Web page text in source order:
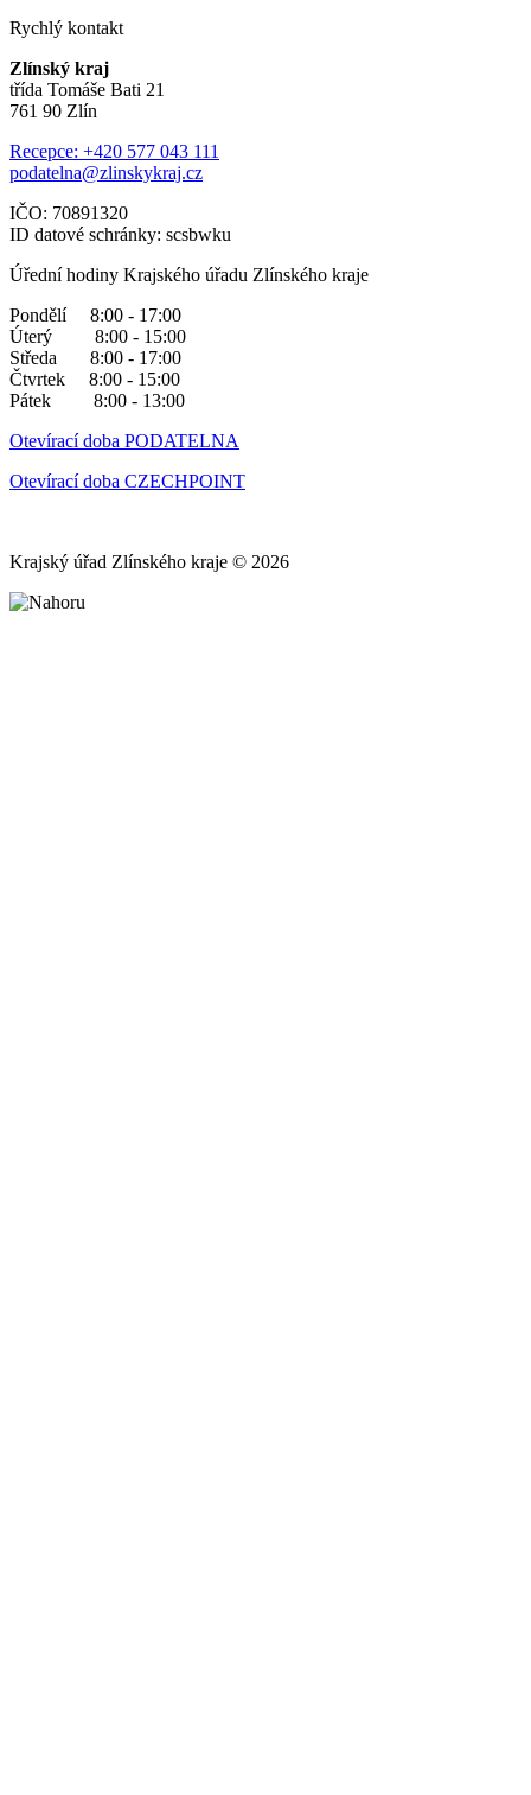
Rychlý kontakt
Zlínský kraj
třída Tomáše Bati 21
761 90 Zlín
Recepce: +420 577 043 111
podatelna@zlinskykraj.cz
IČO: 70891320
ID datové schránky: scsbwku
Úřední hodiny Krajského úřadu Zlínského kraje
Pondělí 8:00 - 17:00
Úterý 8:00 - 15:00
Středa 8:00 - 17:00
Čtvrtek 8:00 - 15:00
Pátek 8:00 - 13:00
Otevírací doba PODATELNA
Otevírací doba CZECHPOINT
Krajský úřad Zlínského kraje © 2026